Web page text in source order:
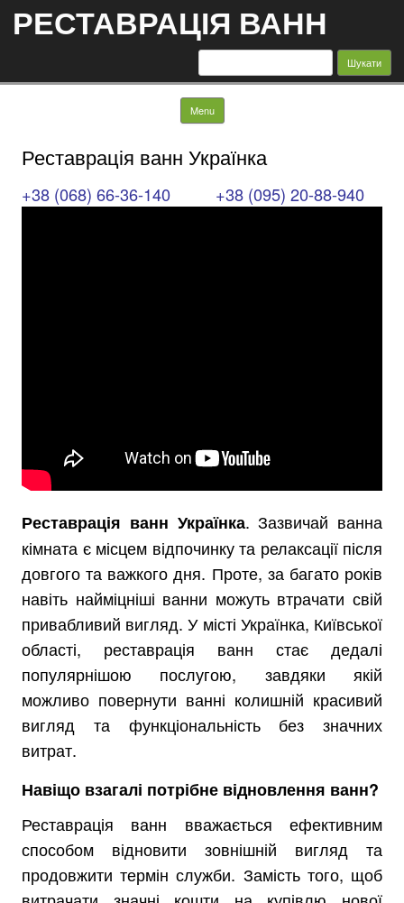
РЕСТАВРАЦІЯ ВАНН
Пошук:
Menu Skip to content
Реставрація ванн Українка
+38 (068) 66-36-140 +38 (095) 20-88-940
Реставрація ванн Українка. Зазвичай ванна
кімната є місцем відпочинку та релаксації після
довгого та важкого дня. Проте, за багато років
навіть найміцніші ванни можуть втрачати свій
привабливий вигляд. У місті Українка, Київської
області, реставрація ванн стає дедалі
популярнішою послугою, завдяки якій
можливо повернути ванні колишній красивий
вигляд та функціональність без значних
витрат.
Навіщо взагалі потрібне відновлення ванн?
Реставрація ванн вважається ефективним
способом відновити зовнішній вигляд та
продовжити термін служби. Замість того, щоб